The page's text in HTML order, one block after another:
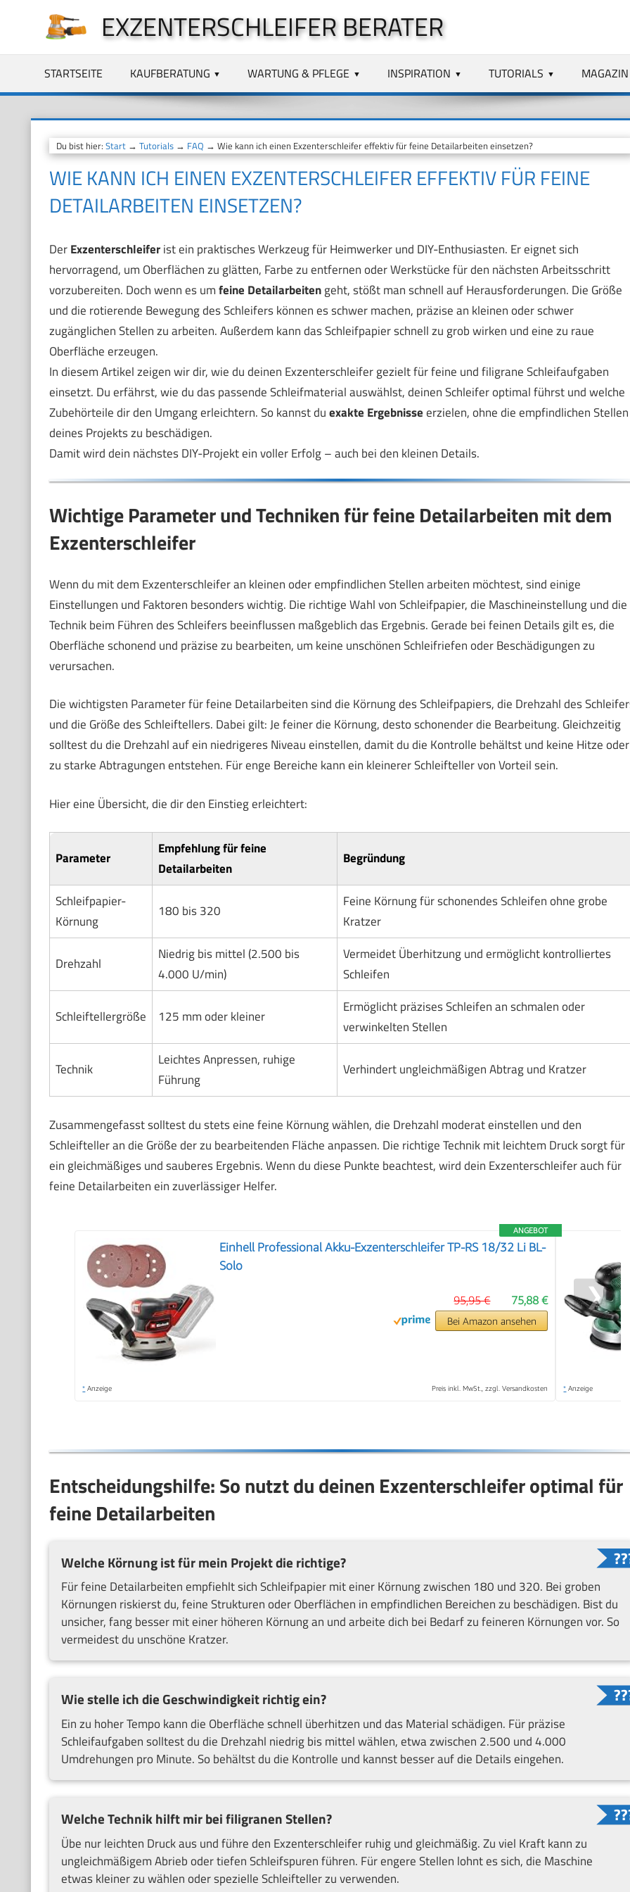
springen
EXZENTERSCHLEIFER BERATER
STARTSEITE KAUFBERATUNG WARTUNG & PFLEGE INSPIRATION TUTORIALS MAGAZIN
Du bist hier: Start→ Tutorials→ FAQ → Wie kann ich einen Exzenterschleifer effektiv für feine Detailarbeiten einsetzen?
WIE KANN ICH EINEN EXZENTERSCHLEIFER EFFEKTIV FÜR FEINE
DETAILARBEITEN EINSETZEN?
DerExzenterschleiferist ein praktisches Werkzeug für Heimwerker und DIY-Enthusiasten. Er eignet sich
hervorragend, um Oberflächen zu glätten, Farbe zu entfernen oder Werkstücke für den nächsten Arbeitsschritt
vorzubereiten. Doch wenn es umfeine Detailarbeitengeht, stößt man schnell auf Herausforderungen. Die Größe
und die rotierende Bewegung des Schleifers können es schwer machen, präzise an kleinen oder schwer
zugänglichen Stellen zu arbeiten. Außerdem kann das Schleifpapier schnell zu grob wirken und eine zu raue
Oberfläche erzeugen.
In diesem Artikel zeigen wir dir, wie du deinen Exzenterschleifer gezielt für feine und filigrane Schleifaufgaben
einsetzt. Du erfährst, wie du das passende Schleifmaterial auswählst, deinen Schleifer optimal führst und welche
Zubehörteile dir den Umgang erleichtern. So kannst duexakte Ergebnisseerzielen, ohne die empfindlichen Stellen
deines Projekts zu beschädigen.
Damit wird dein nächstes DIY-Projekt ein voller Erfolg – auch bei den kleinen Details.
Wichtige Parameter und Techniken für feine Detailarbeiten mit dem
Exzenterschleifer
Wenn du mit dem Exzenterschleifer an kleinen oder empfindlichen Stellen arbeiten möchtest, sind einige
Einstellungen und Faktoren besonders wichtig. Die richtige Wahl von Schleifpapier, die Maschineinstellung und die
Technik beim Führen des Schleifers beeinflussen maßgeblich das Ergebnis. Gerade bei feinen Details gilt es, die
Oberfläche schonend und präzise zu bearbeiten, um keine unschönen Schleifriefen oder Beschädigungen zu
verursachen.
Die wichtigsten Parameter für feine Detailarbeiten sind die Körnung des Schleifpapiers, die Drehzahl des
und die Größe des Schleiftellers. Dabei gilt: Je feiner die Körnung, desto schonender die Bearbeitung. Gleichzeitig
solltest du die Drehzahl auf ein niedrigeres Niveau einstellen, damit du die Kontrolle behältst und keine Hitze oder
zu starke Abtragungen entstehen. Für enge Bereiche kann ein kleinerer Schleifteller von Vorteil sein.
Hier eine Übersicht, die dir den Einstieg erleichtert:
Parameter
Empfehlung für feine
Detailarbeiten
Begründung
Schleifpapier-
Körnung
180 bis 320
Feine Körnung für schonendes Schleifen ohne grobe
Kratzer
Drehzahl
Niedrig bis mittel (2.500 bis
4.000 U/min)
Vermeidet Überhitzung und ermöglicht kontrolliertes
Schleifen
Schleiftellergröße 125 mm oder kleiner
Ermöglicht präzises Schleifen an schmalen oder
verwinkelten Stellen
Technik
Leichtes Anpressen, ruhige
Führung
Verhindert ungleichmäßigen Abtrag und Kratzer
Zusammengefasst solltest du stets eine feine Körnung wählen, die Drehzahl moderat einstellen und den
Schleifteller an die Größe der zu bearbeitenden Fläche anpassen. Die richtige Technik mit leichtem Druck sorgt für
ein gleichmäßiges und sauberes Ergebnis. Wenn du diese Punkte beachtest, wird dein Exzenterschleifer auch für
feine Detailarbeiten ein zuverlässiger Helfer.
ANGEBOT
Einhell Professional Akku-Exzenterschleifer TP-RS 18/32 Li BL-
Solo
75,88 €
95,95 €
Bei Amazon ansehen
* Anzeige Preis inkl. MwSt., zzgl. Versandkosten * Anzeige
❯
Entscheidungshilfe: So nutzt du deinen Exzenterschleifer optimal für
feine Detailarbeiten
Welche Körnung ist für mein Projekt die richtige?
Für feine Detailarbeiten empfiehlt sich Schleifpapier mit einer Körnung zwischen 180 und 320. Bei groben
Körnungen riskierst du, feine Strukturen oder Oberflächen in empfindlichen Bereichen zu beschädigen. Bist du
unsicher, fang besser mit einer höheren Körnung an und arbeite dich bei Bedarf zu feineren Körnungen vor. So
vermeidest du unschöne Kratzer.
Wie stelle ich die Geschwindigkeit richtig ein?
Ein zu hoher Tempo kann die Oberfläche schnell überhitzen und das Material schädigen. Für präzise
Schleifaufgaben solltest du die Drehzahl niedrig bis mittel wählen, etwa zwischen 2.500 und 4.000
Umdrehungen pro Minute. So behältst du die Kontrolle und kannst besser auf die Details eingehen.
Welche Technik hilft mir bei filigranen Stellen?
Übe nur leichten Druck aus und führe den Exzenterschleifer ruhig und gleichmäßig. Zu viel Kraft kann zu
ungleichmäßigem Abrieb oder tiefen Schleifspuren führen. Für engere Stellen lohnt es sich, die Maschine
etwas kleiner zu wählen oder spezielle Schleifteller zu verwenden.